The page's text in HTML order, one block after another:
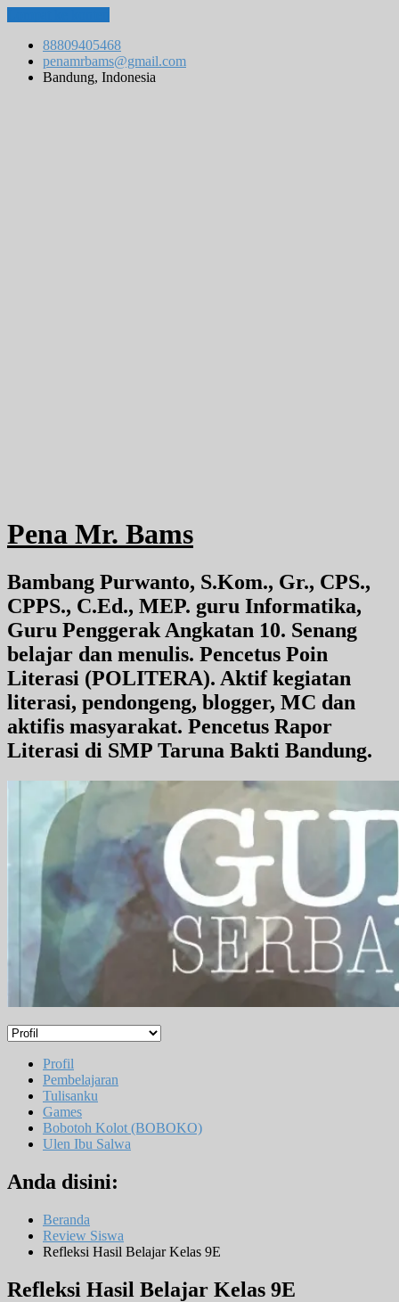
88809405468
penamrbams@gmail.com
Bandung, Indonesia
Pena Mr. Bams
Bambang Purwanto, S.Kom., Gr., CPS.,
CPPS., C.Ed., MEP. guru Informatika,
Guru Penggerak Angkatan 10. Senang
belajar dan menulis. Pencetus Poin
Literasi (POLITERA). Aktif kegiatan
literasi, pendongeng, blogger, MC dan
aktifis masyarakat. Pencetus Rapor
Literasi di SMP Taruna Bakti Bandung.
Profil
Pembelajaran
Tulisanku
Games
Bobotoh Kolot (BOBOKO)
Ulen Ibu Salwa
Anda disini:
Beranda
Review Siswa
Refleksi Hasil Belajar Kelas 9E
Refleksi Hasil Belajar Kelas 9E